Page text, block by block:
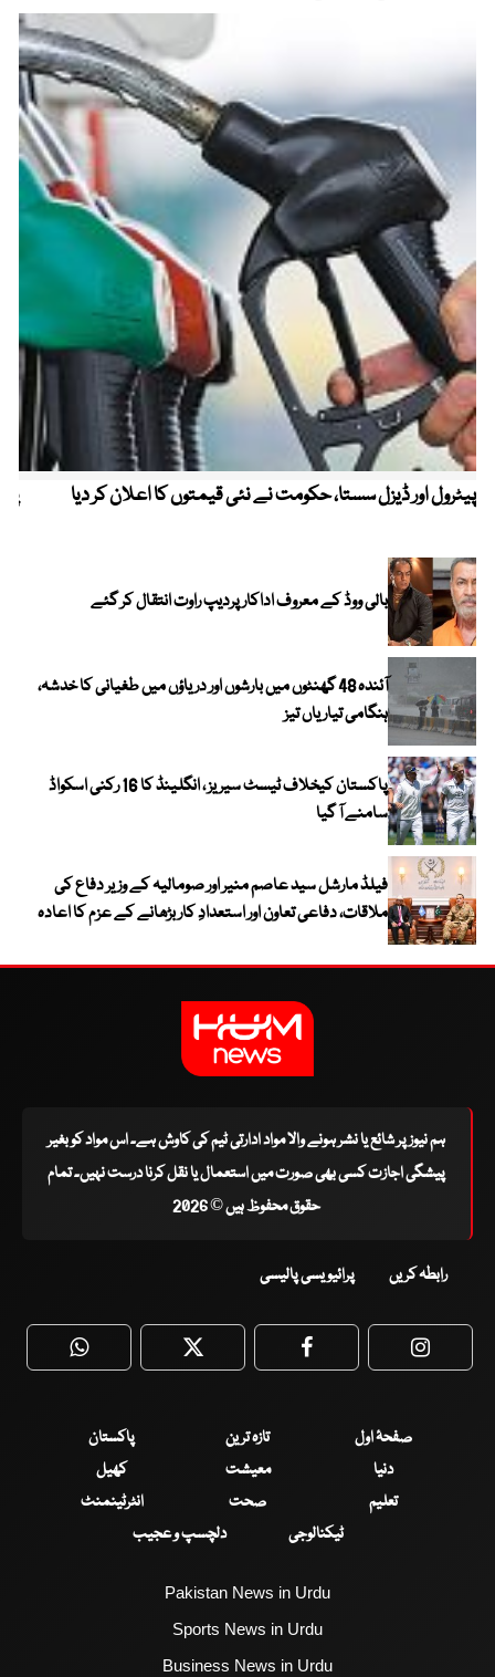
پیٹرول اور ڈیزل سستا، حکومت نے نئی قیمتوں کا اعلان کر دیا
بالی ووڈ کے معروف اداکار پردیپ راوت انتقال کر گئے
آئندہ 48 گھنٹوں میں بارشوں اور دریاؤں میں طغیانی کا خدشہ،
ہنگامی تیاریاں تیز
پاکستان کیخلاف ٹیسٹ سیریز ، انگلینڈ کا 16 رکنی اسکواڈ
سامنے آ گیا
فیلڈ مارشل سید عاصم منیر اور صومالیہ کے وزیر دفاع کی
ملاقات، دفاعی تعاون اور استعدادِ کار بڑھانے کے عزم کا اعادہ
ہم نیوز پر شائع یا نشر ہونے والا مواد ادارتی ٹیم کی کاوش ہے۔ اس مواد کو بغیر
پیشگی اجازت کسی بھی صورت میں استعمال یا نقل کرنا درست نہیں۔ تمام
حقوق محفوظ ہیں © 2026
رابطہ کریں پرائیویسی پالیسی
WhatsApp Twitter Facebook
صفحۂ اول تازہ ترین
پاکستان
دنیا
معیشت
کھیل
تعلیم
صحت
انٹرٹینمنٹ
ٹیکنالوجی
دلچسپ و عجیب
Pakistan News in Urdu
Sports News in Urdu
Business News in Urdu